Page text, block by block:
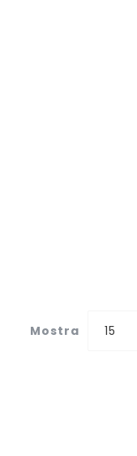
Mostra 15